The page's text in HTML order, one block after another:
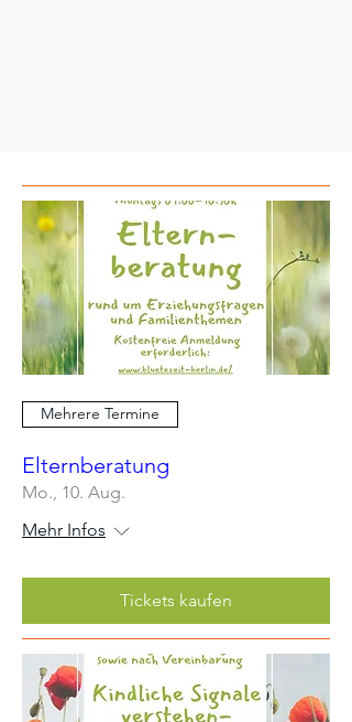
Mehrere Termine
Elternberatung
Mo., 10. Aug.
Mehr Infos
Tickets kaufen